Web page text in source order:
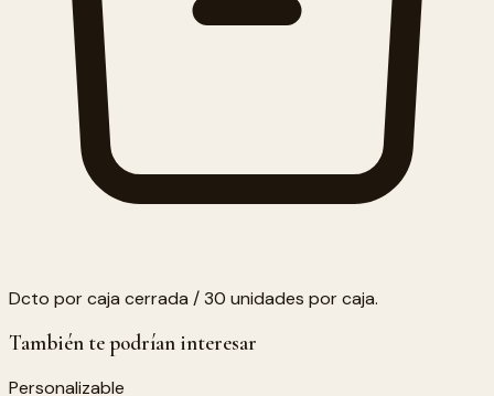
Dcto por caja cerrada / 30 unidades por caja.
También te podrían interesar
Personalizable